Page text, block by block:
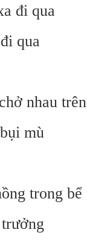
đi qua
qua
nhau
mù
trong